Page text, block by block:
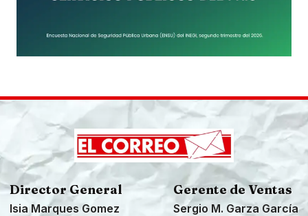
Director General
Isia Marques Gomez
Gerente de Ventas
Sergio M. Garza García